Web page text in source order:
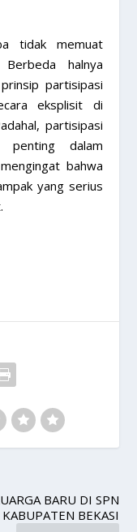
tidak memuat
halnya
partisipasi
eksplisit di
partisipasi
penting dalam
bahwa
yang serius
BARU DI SPN
KABUPATEN BEKASI